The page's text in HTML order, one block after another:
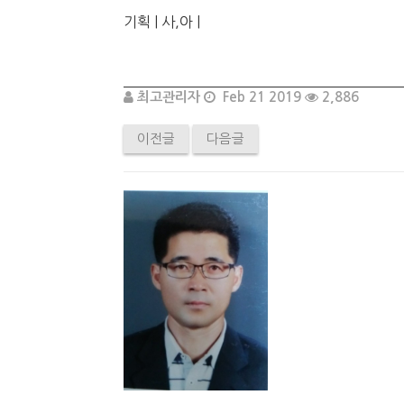
기획 | 사,아 |
최고관리자 Feb 21 2019 2,886
이전글 다음글